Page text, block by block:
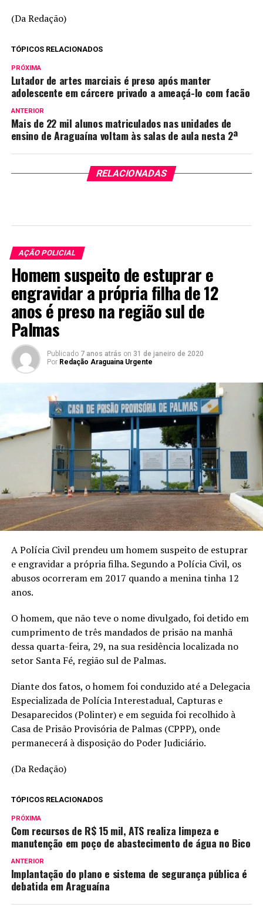
(Da Redação)
TÓPICOS RELACIONADOS
PRÓXIMA
Lutador de artes marciais é preso após manter
adolescente em cárcere privado a ameaçá-lo com facão
ANTERIOR
Mais de 22 mil alunos matriculados nas unidades de
ensino de Araguaína voltam às salas de aula nesta 2ª
RELACIONADAS
AÇÃO POLICIAL
Homem suspeito de estuprar e
engravidar a própria filha de 12
anos é preso na região sul de
Palmas
Publicado 7 anos atrás on 31 de janeiro de 2020
Por Redação Araguaina Urgente
A Polícia Civil prendeu um homem suspeito de estuprar
e engravidar a própria filha. Segundo a Polícia Civil, os
abusos ocorreram em 2017 quando a menina tinha 12
anos.
O homem, que não teve o nome divulgado, foi detido em
cumprimento de três mandados de prisão na manhã
dessa quarta-feira, 29, na sua residência localizada no
setor Santa Fé, região sul de Palmas.
Diante dos fatos, o homem foi conduzido até a Delegacia
Especializada de Polícia Interestadual, Capturas e
Desaparecidos (Polinter) e em seguida foi recolhido à
Casa de Prisão Provisória de Palmas (CPPP), onde
permanecerá à disposição do Poder Judiciário.
(Da Redação)
TÓPICOS RELACIONADOS
PRÓXIMA
Com recursos de R$ 15 mil, ATS realiza limpeza e
manutenção em poço de abastecimento de água no Bico
ANTERIOR
Implantação do plano e sistema de segurança pública é
debatida em Araguaína